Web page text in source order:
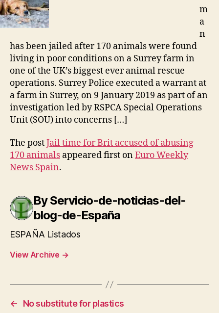
m
a
n
has been jailed after 170 animals were found
living in poor conditions on a Surrey farm in
one of the UK’s biggest ever animal rescue
operations. Surrey Police executed a warrant at
a farm in Surrey, on 9 January 2019 as part of an
investigation led by RSPCA Special Operations
Unit (SOU) into concerns […]
The postJail time for Brit accused of abusing
170 animals appeared first onEuro Weekly
News Spain.
By Servicio-de-noticias-del-
blog-de-España
ESPAÑA Listados
View Archive →
←
No substitute for plastics